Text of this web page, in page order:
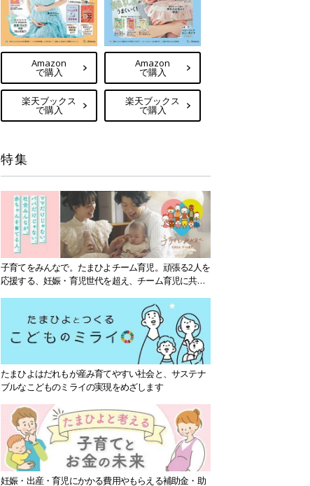
Amazon
で購入
楽天ブックス
で購入
Amazon
で購入
楽天ブックス
で購入
特集
子育てをみんなで。たまひよチーム育児。頑張る2人を
応援する、妊娠・育児世代を超え、チーム育児に共感
たまひよはだれもが産み育てやすい社会と、サステナ
ブルなこどものミライの実現をめざします
妊娠・出産・育児にかかる費用やもらえる補助金・助